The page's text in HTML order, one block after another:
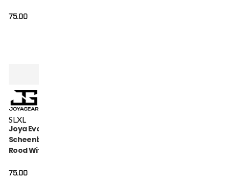
75.00
SL XL
Joya Evolution
Scheenbeschermers
Rood Wit
75.00